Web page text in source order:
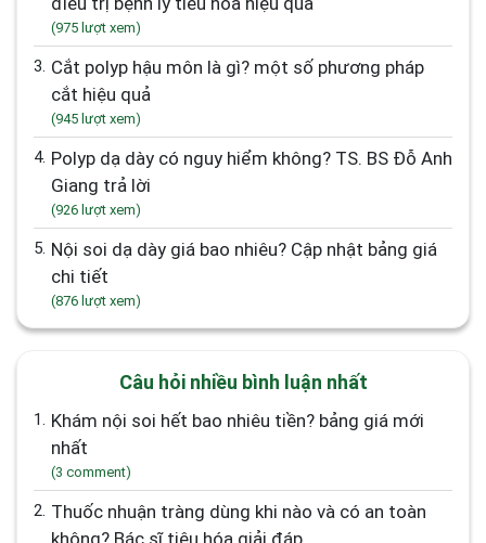
(975 lượt xem)
3. Cắt polyp hậu môn là gì? một số phương pháp
cắt hiệu quả
(945 lượt xem)
4. Polyp dạ dày có nguy hiểm không? TS. BS Đỗ Anh
Giang trả lời
(926 lượt xem)
5. Nội soi dạ dày giá bao nhiêu? Cập nhật bảng giá
chi tiết
(876 lượt xem)
Câu hỏi nhiều bình luận nhất
1. Khám nội soi hết bao nhiêu tiền? bảng giá mới
nhất
(3 comment)
2. Thuốc nhuận tràng dùng khi nào và có an toàn
không? Bác sĩ tiêu hóa giải đáp